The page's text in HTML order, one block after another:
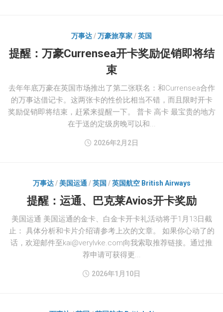
万事达/万豪旅享家/英国
提醒：万豪Currensea开卡奖励促销即将结
束
去年年底万豪在英国市场推出了第二张联名：和Currensea合作
的万事达借记卡。这两张卡的性价比相当不错，而且限时开卡
奖励促销即将结束，赶紧来提醒一下。 普卡 高卡 最宝贵的地方
在于送的定级房晚可以和...
2026年2月2日
万事达/美国运通 /英国 /英国航空 British Airways
提醒：运通、巴克莱Avios开卡奖励
美国运通 美国运通的金卡、白金卡开卡礼活动将于1月13日截
止： 具体分析和卡片介绍请参考上次的文章。 如果你心动了的
话，欢迎邮件至kai@verylvke.com向我索取推荐链接。通过推
荐申请可获得更...
2026年1月10日